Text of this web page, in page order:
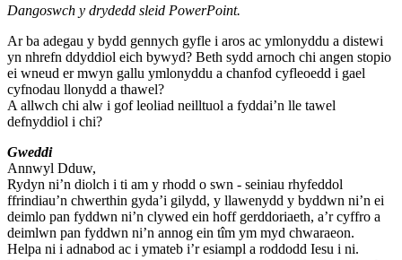
Dangoswch y drydedd sleid PowerPoint.
Ar ba adegau y bydd gennych gyfle i aros ac ymlonyddu a distewi
yn nhrefn ddyddiol eich bywyd? Beth sydd arnoch chi angen stopio
ei wneud er mwyn gallu ymlonyddu a chanfod cyfleoedd i gael
cyfnodau llonydd a thawel?
A allwch chi alw i gof leoliad neilltuol a fyddai’n lle tawel
defnyddiol i chi?
Gweddi
Annwyl Dduw,
Rydyn ni’n diolch i ti am y rhodd o swn - seiniau rhyfeddol
ffrindiau’n chwerthin gyda’i gilydd, y llawenydd y byddwn ni’n ei
deimlo pan fyddwn ni’n clywed ein hoff gerddoriaeth, a’r cyffro a
deimlwn pan fyddwn ni’n annog ein tîm ym myd chwaraeon.
Helpa ni i adnabod ac i ymateb i’r esiampl a roddodd Iesu i ni.